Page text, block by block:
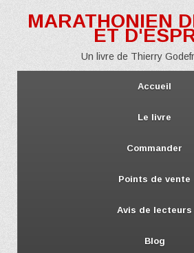
MARATHONIEN
ET
Un livre de Thierry
Accueil
Le livre
Commander
Points de vente
Avis de lecteurs
Blog